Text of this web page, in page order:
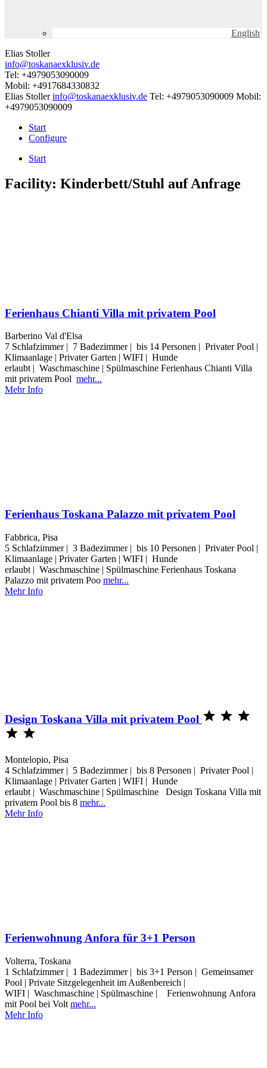
English
Elias Stoller
info@toskanaexklusiv.de
Tel: +4979053090009
Mobil: +4917684330832
Elias Stoller info@toskanaexklusiv.de Tel: +4979053090009 Mobil:
+4979053090009
Start
Configure
Start
Facility: Kinderbett/Stuhl auf Anfrage
Ferienhaus Chianti Villa mit privatem Pool
Barberino Val d'Elsa
7 Schlafzimmer | 7 Badezimmer | bis 14 Personen | Privater Pool |
Klimaanlage | Privater Garten | WIFI | Hunde
erlaubt | Waschmaschine | Spülmaschine Ferienhaus Chianti Villa
mit privatem Pool mehr...
Mehr Info
Ferienhaus Toskana Palazzo mit privatem Pool
Fabbrica, Pisa
5 Schlafzimmer | 3 Badezimmer | bis 10 Personen | Privater Pool |
Klimaanlage | Privater Garten | WIFI | Hunde
erlaubt | Waschmaschine | Spülmaschine Ferienhaus Toskana
Palazzo mit privatem Poo mehr...
Mehr Info
Design Toskana Villa mit privatem Pool   
 
Montelopio, Pisa
4 Schlafzimmer | 5 Badezimmer | bis 8 Personen | Privater Pool |
Klimaanlage | Privater Garten | WIFI | Hunde
erlaubt | Waschmaschine | Spülmaschine Design Toskana Villa mit
privatem Pool bis 8 mehr...
Mehr Info
Ferienwohnung Anfora für 3+1 Person
Volterra, Toskana
1 Schlafzimmer | 1 Badezimmer | bis 3+1 Person | Gemeinsamer
Pool | Private Sitzgelegenheit im Außenbereich |
WIFI | Waschmaschine | Spülmaschine | Ferienwohnung Anfora
mit Pool bei Volt mehr...
Mehr Info